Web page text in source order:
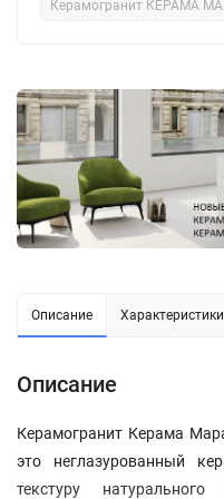
Керамогранит КЕРАМА
Описание Характеристики
Описание
Керамогранит Керама
это неглазурованный
текстуру